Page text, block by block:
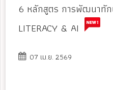
6 หลักสูตร การพัฒนาทัก
LITERACY & AI
07 เม.ย. 2569